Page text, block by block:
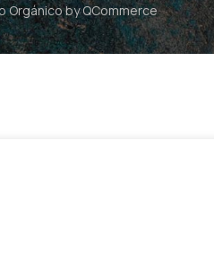
Orgánicoby QCommerce